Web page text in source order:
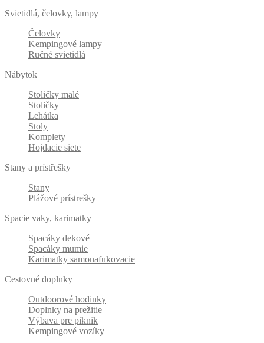
Svietidlá, čelovky, lampy
Čelovky
Kempingové lampy
Ručné svietidlá
Nábytok
Stoličky malé
Stoličky
Lehátka
Stoly
Komplety
Hojdacie siete
Stany a prístřešky
Stany
Plážové prístrešky
Spacie vaky, karimatky
Spacáky dekové
Spacáky mumie
Karimatky samonafukovacie
Cestovné doplnky
Outdoorové hodinky
Doplnky na prežitie
Výbava pre piknik
Kempingové vozíky